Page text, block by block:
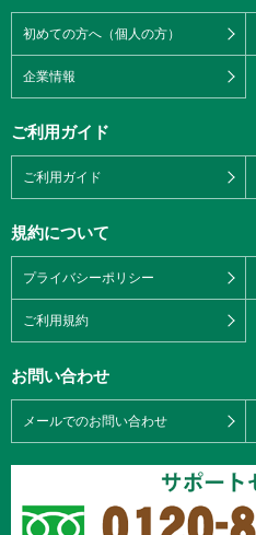
初めての方へ（個人の方）
企業情報
ご利用ガイド
ご利用ガイド
規約について
プライバシーポリシー
ご利用規約
お問い合わせ
メールでのお問い合わせ